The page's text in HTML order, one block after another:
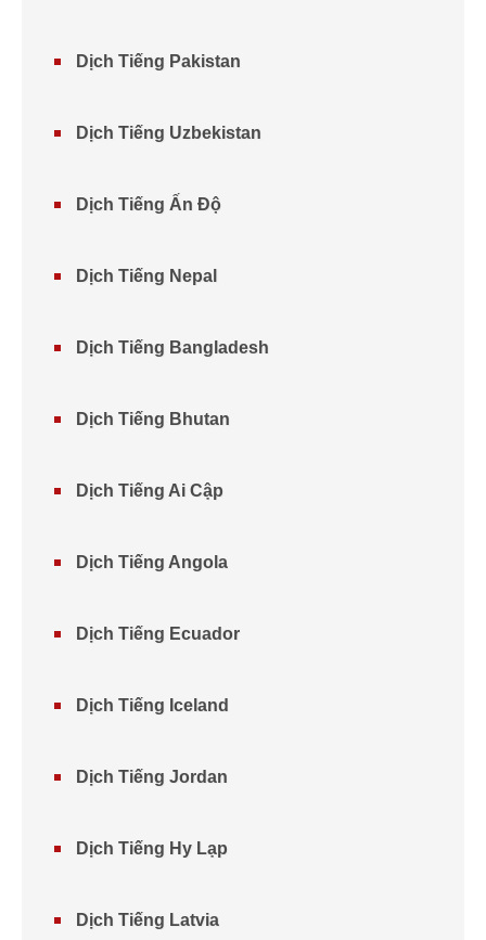
Dịch Tiếng Pakistan
Dịch Tiếng Uzbekistan
Dịch Tiếng Ấn Độ
Dịch Tiếng Nepal
Dịch Tiếng Bangladesh
Dịch Tiếng Bhutan
Dịch Tiếng Ai Cập
Dịch Tiếng Angola
Dịch Tiếng Ecuador
Dịch Tiếng Iceland
Dịch Tiếng Jordan
Dịch Tiếng Hy Lạp
Dịch Tiếng Latvia